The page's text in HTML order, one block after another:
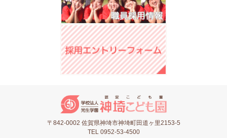
〒842-0002 佐賀県神埼市神埼町田道ヶ里2153-5
TEL 0952-53-4500